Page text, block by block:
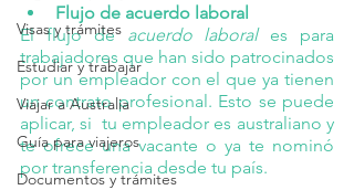
Visas y trámites
Estudiar y trabajar
Viajar a Australia
Guía para viajeros
Documentos y trámites
Flujo de acuerdo laboral
El flujo de acuerdo laboral es para
trabajadores que han sido patrocinados
por un empleador con el que ya tienen
un contrato profesional. Esto se puede
aplicar, si  tu empleador es australiano y
te ofrece una vacante o ya te nominó
por transferencia desde tu país.